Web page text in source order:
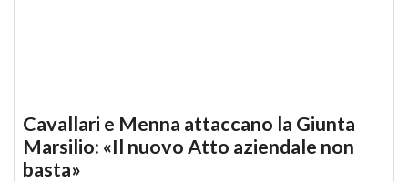
Cavallari e Menna attaccano la Giunta
Marsilio: «Il nuovo Atto aziendale non
basta»